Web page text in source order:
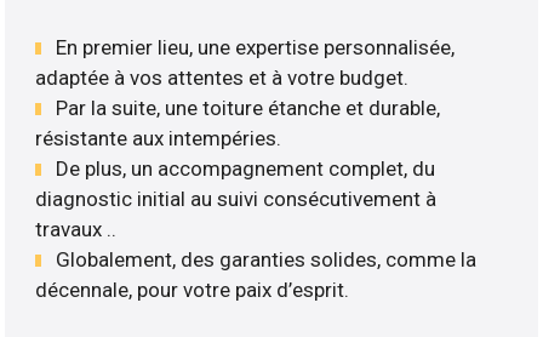
En premier lieu, une expertise personnalisée,
adaptée à vos attentes et à votre budget.
Par la suite, une toiture étanche et durable,
résistante aux intempéries.
De plus, un accompagnement complet, du
diagnostic initial au suivi consécutivement à
travaux ..
Globalement, des garanties solides, comme la
décennale, pour votre paix d’esprit.